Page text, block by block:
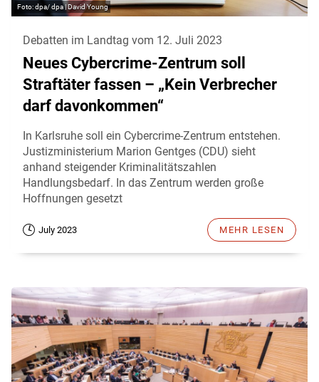
dpa/ dpa | David Young
Debatten im Landtag vom 12. Juli 2023
Neues Cybercrime-Zentrum soll
Straftäter fassen – „Kein Verbrecher
darf davonkommen“
In Karlsruhe soll ein Cybercrime-Zentrum entstehen.
Justizministerium Marion Gentges (CDU) sieht
anhand steigender Kriminalitätszahlen
Handlungsbedarf. In das Zentrum werden große
Hoffnungen gesetzt
July 2023 MEHR LESEN